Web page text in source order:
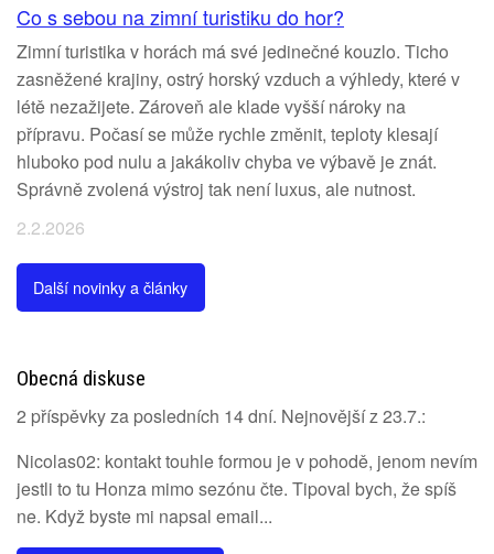
Co s sebou na zimní turistiku do hor?
Zimní turistika v horách má své jedinečné kouzlo. Ticho
zasněžené krajiny, ostrý horský vzduch a výhledy, které v
létě nezažijete. Zároveň ale klade vyšší nároky na
přípravu. Počasí se může rychle změnit, teploty klesají
hluboko pod nulu a jakákoliv chyba ve výbavě je znát.
Správně zvolená výstroj tak není luxus, ale nutnost.
2.2.2026
Další novinky a články
Obecná diskuse
2 příspěvky za posledních 14 dní. Nejnovější z 23.7.:
Nicolas02: kontakt touhle formou je v pohodě, jenom nevím
jestli to tu Honza mimo sezónu čte. Tipoval bych, že spíš
ne. Když byste mi napsal email...